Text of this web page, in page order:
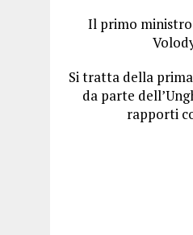
Il primo
Si tratta della
da parte
rapporti